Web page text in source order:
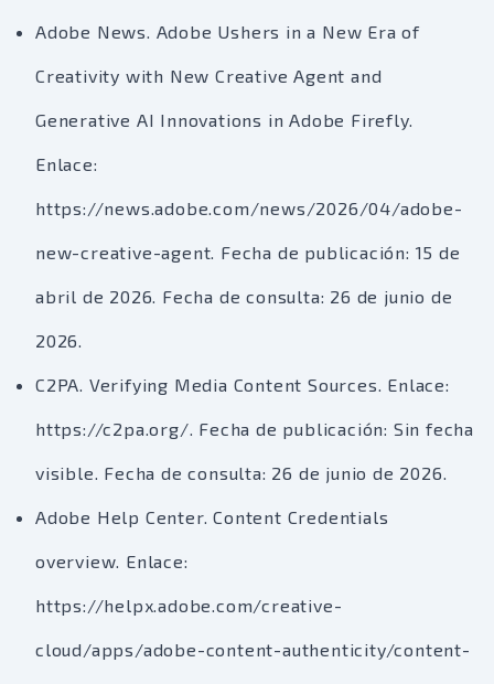
Adobe News. Adobe Ushers in a New Era of
Creativity with New Creative Agent and
Generative AI Innovations in Adobe Firefly.
Enlace:
https://news.adobe.com/news/2026/04/adobe-
new-creative-agent. Fecha de publicación: 15 de
abril de 2026. Fecha de consulta: 26 de junio de
2026.
C2PA. Verifying Media Content Sources. Enlace:
https://c2pa.org/. Fecha de publicación: Sin fecha
visible. Fecha de consulta: 26 de junio de 2026.
Adobe Help Center. Content Credentials
overview. Enlace:
https://helpx.adobe.com/creative-
cloud/apps/adobe-content-authenticity/content-